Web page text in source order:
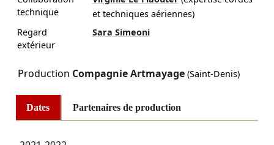
technique
et techniques aériennes)
Regard
extérieur
Sara Simeoni
Production Compagnie Artmayage(Saint-Denis)
Dates Partenaires de production